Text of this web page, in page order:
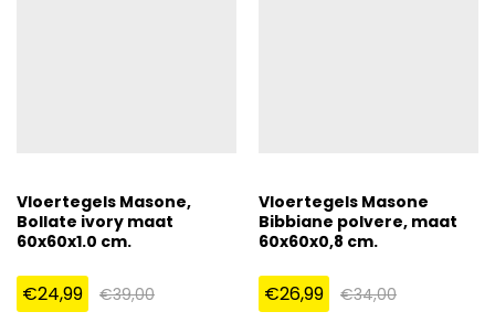
Vloertegels Masone,
Bollate ivory maat
60x60x1.0 cm.
€24,99 €39,00
Vloertegels Masone
Bibbiane polvere, maat
60x60x0,8 cm.
€26,99 €34,00